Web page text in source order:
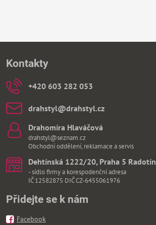
Kontakty
+420 603 282 053
drahstyl​@drahstyl​.cz
Drahomíra Hlaváčová
drahstyl@seznam.cz
Obchodní oddělení, reklamace a servis
Dehtínská 1222/20, Praha 5 Radotín
- sídlo firmy a korespodenční adresa
IČ 12582875 DIČ CZ-6455061976
Přidejte se k nám
Facebook